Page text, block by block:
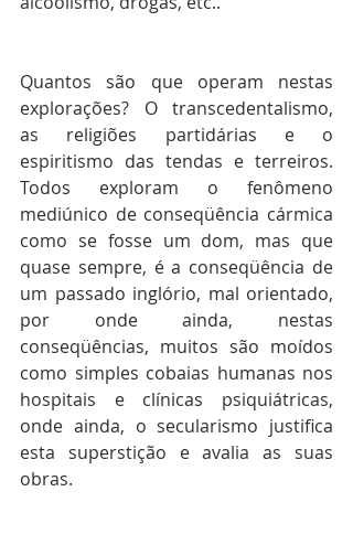
Quantos são que operam nestas
explorações? O transcedentalismo,
as religiões partidárias e o
espiritismo das tendas e terreiros.
Todos exploram o fenômeno
mediúnico de conseqüência cármica
como se fosse um dom, mas que
quase sempre, é a conseqüência de
um passado inglório, mal orientado,
por onde ainda, nestas
conseqüências, muitos são moídos
como simples cobaias humanas nos
hospitais e clínicas psiquiátricas,
onde ainda, o secularismo justifica
esta superstição e avalia as suas
obras.